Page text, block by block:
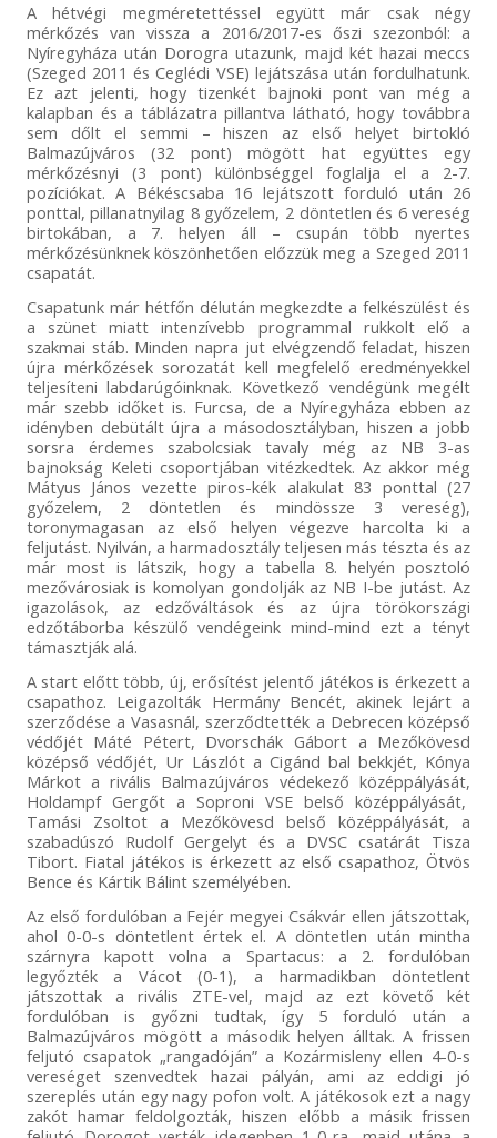
A hétvégi megméretettéssel együtt már csak négy
mérkőzés van vissza a 2016/2017-es őszi szezonból: a
Nyíregyháza után Dorogra utazunk, majd két hazai meccs
(Szeged 2011 és Ceglédi VSE) lejátszása után fordulhatunk.
Ez azt jelenti, hogy tizenkét bajnoki pont van még a
kalapban és a táblázatra pillantva látható, hogy továbbra
sem dőlt el semmi – hiszen az első helyet birtokló
Balmazújváros (32 pont) mögött hat együttes egy
mérkőzésnyi (3 pont) különbséggel foglalja el a 2-7.
pozíciókat. A Békéscsaba 16 lejátszott forduló után 26
ponttal, pillanatnyilag 8 győzelem, 2 döntetlen és 6 vereség
birtokában, a 7. helyen áll – csupán több nyertes
mérkőzésünknek köszönhetően előzzük meg a Szeged 2011
csapatát.
Csapatunk már hétfőn délután megkezdte a felkészülést és
a szünet miatt intenzívebb programmal rukkolt elő a
szakmai stáb. Minden napra jut elvégzendő feladat, hiszen
újra mérkőzések sorozatát kell megfelelő eredményekkel
teljesíteni labdarúgóinknak. Következő vendégünk megélt
már szebb időket is. Furcsa, de a Nyíregyháza ebben az
idényben debütált újra a másodosztályban, hiszen a jobb
sorsra érdemes szabolcsiak tavaly még az NB 3-as
bajnokság Keleti csoportjában vitézkedtek. Az akkor még
Mátyus János vezette piros-kék alakulat 83 ponttal (27
győzelem, 2 döntetlen és mindössze 3 vereség),
toronymagasan az első helyen végezve harcolta ki a
feljutást. Nyilván, a harmadosztály teljesen más tészta és az
már most is látszik, hogy a tabella 8. helyén posztoló
mezővárosiak is komolyan gondolják az NB I-be jutást. Az
igazolások, az edzőváltások és az újra törökországi
edzőtáborba készülő vendégeink mind-mind ezt a tényt
támasztják alá.
A start előtt több, új, erősítést jelentő játékos is érkezett a
csapathoz. Leigazolták Hermány Bencét, akinek lejárt a
szerződése a Vasasnál, szerződtették a Debrecen középső
védőjét Máté Pétert, Dvorschák Gábort a Mezőkövesd
középső védőjét, Ur Lászlót a Cigánd bal bekkjét, Kónya
Márkot a rivális Balmazújváros védekező középpályását,
Holdampf Gergőt a Soproni VSE belső középpályását,
Tamási Zsoltot a Mezőkövesd belső középpályását, a
szabadúszó Rudolf Gergelyt és a DVSC csatárát Tisza
Tibort. Fiatal játékos is érkezett az első csapathoz, Ötvös
Bence és Kártik Bálint személyében.
Az első fordulóban a Fejér megyei Csákvár ellen játszottak,
ahol 0-0-s döntetlent értek el. A döntetlen után mintha
szárnyra kapott volna a Spartacus: a 2. fordulóban
legyőzték a Vácot (0-1), a harmadikban döntetlent
játszottak a rivális ZTE-vel, majd az ezt követő két
fordulóban is győzni tudtak, így 5 forduló után a
Balmazújváros mögött a második helyen álltak. A frissen
feljutó csapatok „rangadóján” a Kozármisleny ellen 4-0-s
vereséget szenvedtek hazai pályán, ami az eddigi jó
szereplés után egy nagy pofon volt. A játékosok ezt a nagy
zakót hamar feldolgozták, hiszen előbb a másik frissen